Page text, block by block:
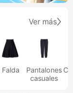
Ver más
Falda
Pantalones
casuales